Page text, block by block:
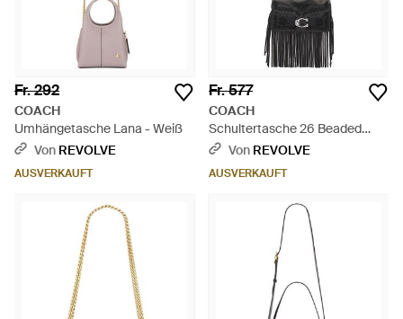
Fr. 292
COACH
Umhängetasche Lana - Weiß
Von REVOLVE
AUSVERKAUFT
Fr. 577
COACH
Schultertasche 26 Beaded
Fringe Tabby - Schwarz
Von REVOLVE
AUSVERKAUFT